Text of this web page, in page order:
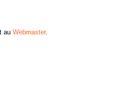
au Webmaster.